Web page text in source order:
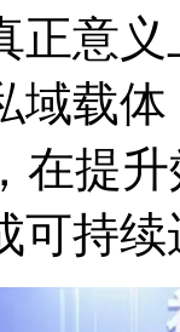
正意
载体
，在
成可持